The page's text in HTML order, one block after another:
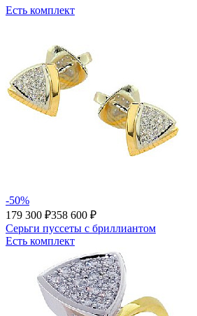
Есть комплект
-50%
179 300 ₽358 600 ₽
Серьги пуссеты с бриллиантом
Есть комплект